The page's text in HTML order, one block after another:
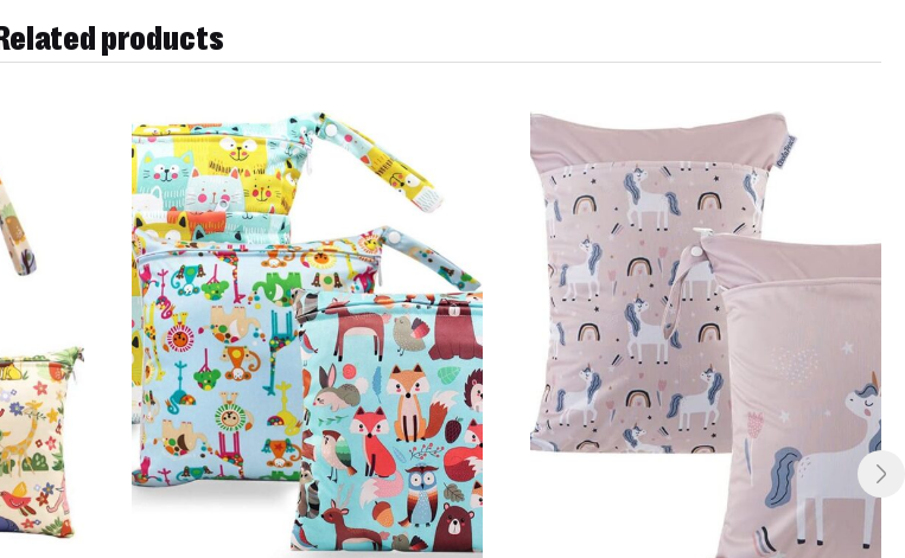
dich durch die Produkteinrichtung.Das Video vergleicht mehrere Produkte.Das Video zeigt
products